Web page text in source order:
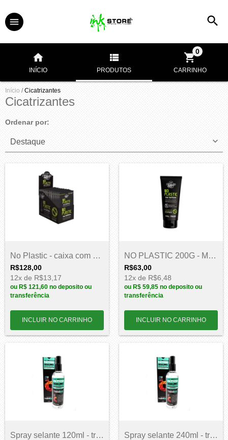
INÍCIO PRODUTOS CARRINHO
0
Início / Cicatrizantes
Cicatrizantes
Ordenar por:
No Plastic - caixa com 20un de 5g - Mboa...
R$128,00
12x de R$13,17
ou R$ 121,60 no deposito ou
transferência
NO PLASTIC 200G - Mboah
R$63,00
12x de R$6,48
ou R$ 59,85 no deposito ou
transferência
Spray selante 120ml - tropical derm Spray selante 240ml - tropical derm